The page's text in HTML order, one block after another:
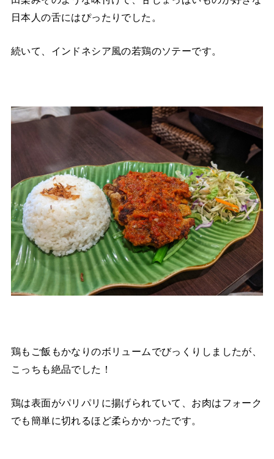
日本人の舌にはぴったりでした。
続いて、インドネシア風の若鶏のソテーです。
鶏もご飯もかなりのボリュームでびっくりしましたが、
こっちも絶品でした！
鶏は表面がパリパリに揚げられていて、お肉はフォーク
でも簡単に切れるほど柔らかかったです。